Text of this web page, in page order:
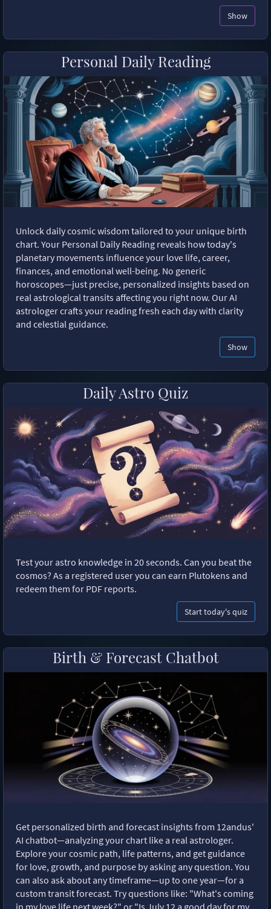
Show
Personal Daily Reading
Unlock daily cosmic wisdom tailored to your unique birth
chart. Your Personal Daily Reading reveals how today's
planetary movements influence your love life, career,
finances, and emotional well-being. No generic
horoscopes—just precise, personalized insights based on
real astrological transits affecting you right now. Our AI
astrologer crafts your reading fresh each day with clarity
and celestial guidance.
Show
Daily Astro Quiz
Test your astro knowledge in 20 seconds. Can you beat the
cosmos? As a registered user you can earn Plutokens and
redeem them for PDF reports.
Start today's quiz
Birth & Forecast Chatbot
Get personalized birth and forecast insights from 12andus'
AI chatbot—analyzing your chart like a real astrologer.
Explore your cosmic path, life patterns, and get guidance
for love, growth, and purpose by asking any question. You
can also ask about any timeframe—up to one year—for a
custom transit forecast. Try questions like: "What's coming